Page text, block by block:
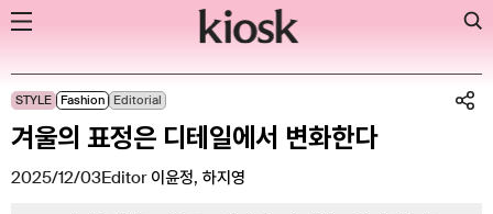
Skip
to
content
STYLE Fashion Editorial
겨울의 표정은 디테일에서 변화한다
2025/12/03Editor 이윤정, 하지영